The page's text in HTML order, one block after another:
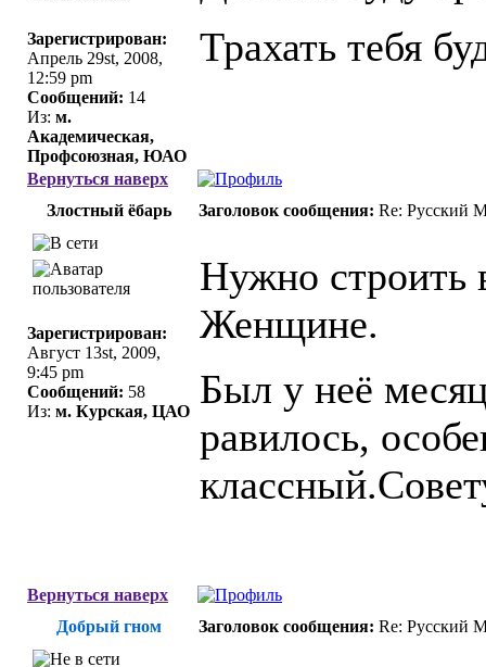
Зарегистрирован:
Апрель 29st, 2008,
12:59 pm
Сообщений: 14
Из: м.
Академическая,
Профсоюзная, ЮАО
Трахать тебя
Вернуться наверх
Злостный ёбарь
Заголовок сообщения: Re: Русский
Зарегистрирован:
Август 13st, 2009,
9:45 pm
Сообщений: 58
Из: м. Курская, ЦАО
Нужно строить
Женщине.
Был у неё
равилось,
Вернуться наверх
Добрый гном
Заголовок сообщения: Re: Русский